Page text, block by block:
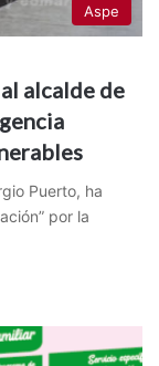
Aspe
alcalde de
Puerto, ha
por la